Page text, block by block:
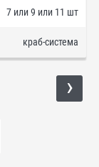
7 или 9 или 11 шт
краб-система
›